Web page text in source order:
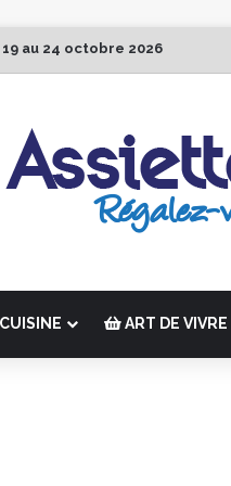
au 24 octobre 2026
ART DE VIVRE